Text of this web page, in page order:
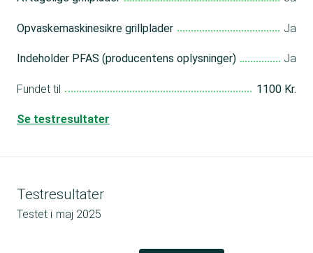
Opvaskemaskinesikre grillplader Ja
Indeholder PFAS (producentens oplysninger) Ja
Fundet til 1100 Kr.
Se testresultater
Testresultater
Testet i maj 2025